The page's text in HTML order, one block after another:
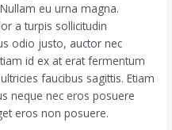
eu urna magna.
a turpis sollicitudin
odio justo, auctor nec
id ex at erat fermentum
faucibus sagittis. Etiam
neque nec eros posuere
eros non posuere.